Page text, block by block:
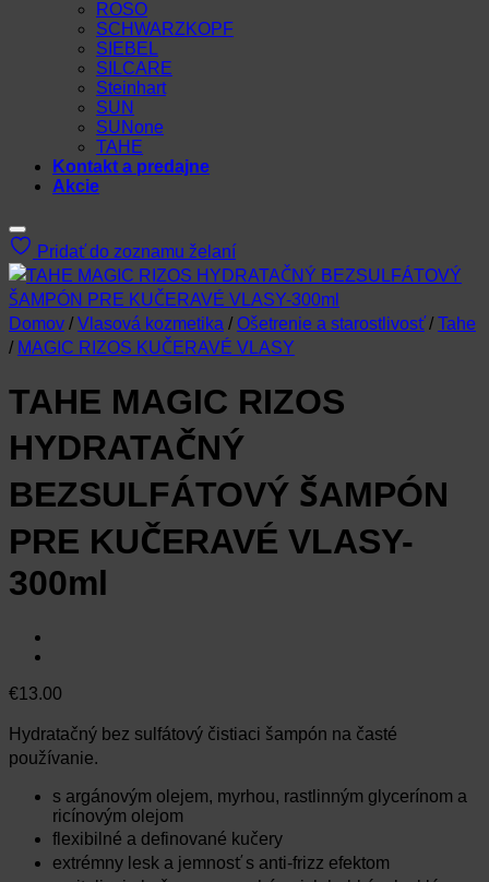
ROSO
SCHWARZKOPF
SIEBEL
SILCARE
Steinhart
SUN
SUNone
TAHE
Kontakt a predajne
Akcie
Pridať do zoznamu želaní
Domov / Vlasová kozmetika / Ošetrenie a starostlivosť / Tahe
/ MAGIC RIZOS KUČERAVÉ VLASY
TAHE MAGIC RIZOS
HYDRATAČNÝ
BEZSULFÁTOVÝ ŠAMPÓN
PRE KUČERAVÉ VLASY-
300ml
€13.00
Hydratačný bez sulfátový čistiaci šampón na časté
používanie.
s argánovým olejem, myrhou, rastlinným glycerínom a
ricínovým olejom
flexibilné a definované kučery
extrémny lesk a jemnosť s anti-frizz efektom